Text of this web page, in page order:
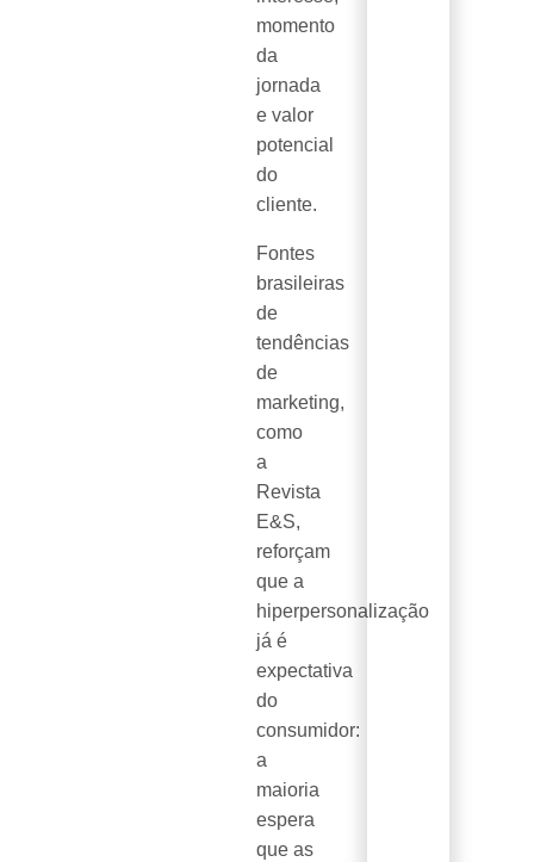
momento
da
jornada
e valor
potencial
do
cliente.
Fontes
brasileiras
de
tendências
de
marketing,
como
a
Revista
E&S,
reforçam
que a
hiperpersonalização
já é
expectativa
do
consumidor:
a
maioria
espera
que as